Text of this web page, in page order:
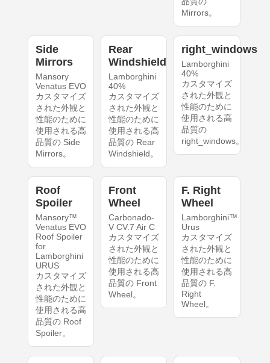
Mirrors。
Side
Mirrors
Mansory
Venatus EVO
カスタマイズ
された外観と
性能のために
使用される高
品質の Side
Mirrors。
Rear
Windshield
Lamborghini
40%
カスタマイズ
された外観と
性能のために
使用される高
品質の Rear
Windshield。
right_windows
Lamborghini
40%
カスタマイズ
された外観と
性能のために
使用される高
品質の
right_windows。
Roof
Spoiler
Mansory™
Venatus EVO
Roof Spoiler
for
Lamborghini
URUS
カスタマイズ
された外観と
性能のために
使用される高
品質の Roof
Spoiler。
Front
Wheel
Carbonado-
V CV.7 Air C
カスタマイズ
された外観と
性能のために
使用される高
品質の Front
Wheel。
F. Right
Wheel
Lamborghini™
Urus
カスタマイズ
された外観と
性能のために
使用される高
品質の F.
Right
Wheel。